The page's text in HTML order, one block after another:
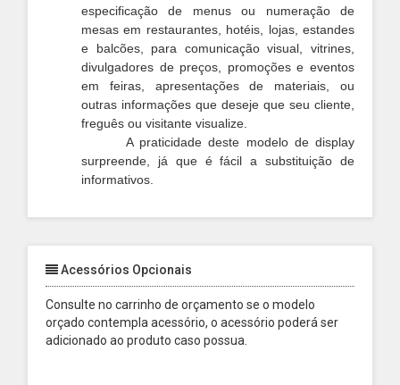
especificação de menus ou numeração de
mesas em restaurantes, hotéis, lojas, estandes
e balcões, para comunicação visual, vitrines,
divulgadores de preços, promoções e eventos
em feiras, apresentações de materiais, ou
outras informações que deseje que seu cliente,
freguês ou visitante visualize.
A praticidade deste modelo de display
surpreende, já que é fácil a substituição de
informativos.
Acessórios Opcionais
Consulte no carrinho de orçamento se o modelo
orçado contempla acessório, o acessório poderá ser
adicionado ao produto caso possua.